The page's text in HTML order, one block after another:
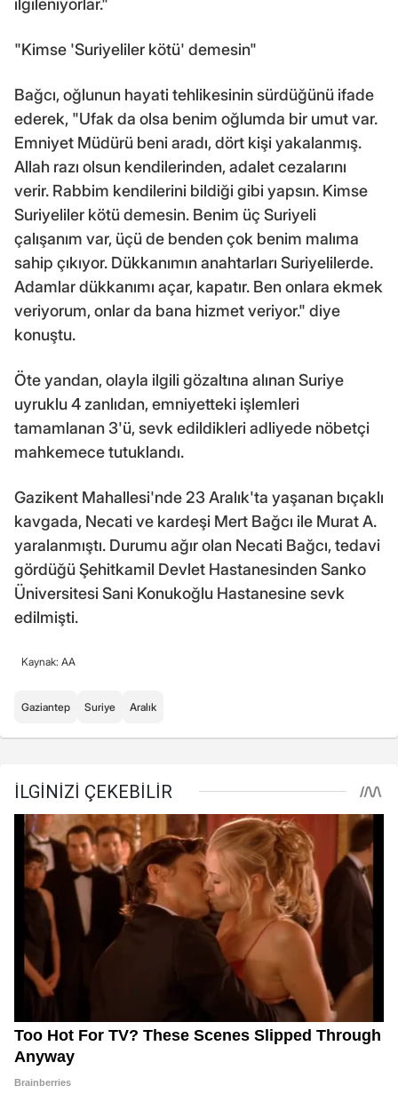
ilgileniyorlar."
"Kimse 'Suriyeliler kötü' demesin"
Bağcı, oğlunun hayati tehlikesinin sürdüğünü ifade
ederek, "Ufak da olsa benim oğlumda bir umut var.
Emniyet Müdürü beni aradı, dört kişi yakalanmış.
Allah razı olsun kendilerinden, adalet cezalarını
verir. Rabbim kendilerini bildiği gibi yapsın. Kimse
Suriyeliler kötü demesin. Benim üç Suriyeli
çalışanım var, üçü de benden çok benim malıma
sahip çıkıyor. Dükkanımın anahtarları Suriyelilerde.
Adamlar dükkanımı açar, kapatır. Ben onlara ekmek
veriyorum, onlar da bana hizmet veriyor." diye
konuştu.
Öte yandan, olayla ilgili gözaltına alınan Suriye
uyruklu 4 zanlıdan, emniyetteki işlemleri
tamamlanan 3'ü, sevk edildikleri adliyede nöbetçi
mahkemece tutuklandı.
Gazikent Mahallesi'nde 23 Aralık'ta yaşanan bıçaklı
kavgada, Necati ve kardeşi Mert Bağcı ile Murat A.
yaralanmıştı. Durumu ağır olan Necati Bağcı, tedavi
gördüğü Şehitkamil Devlet Hastanesinden Sanko
Üniversitesi Sani Konukoğlu Hastanesine sevk
edilmişti.
Kaynak: AA
Gaziantep Suriye Aralık